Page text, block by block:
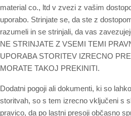
material co., ltd v zvezi z vašim
uporabo. Strinjate se, da ste z
razumeli in se strinjali, da vas
NE STRINJATE Z VSEMI TEMI
UPORABA STORITEV IZRECNO
MORATE TAKOJ PREKINITI.
Dodatni pogoji ali dokumenti, ki so
storitvah, so s tem izrecno vključeni s
pravico, da po lastni presoji občasno